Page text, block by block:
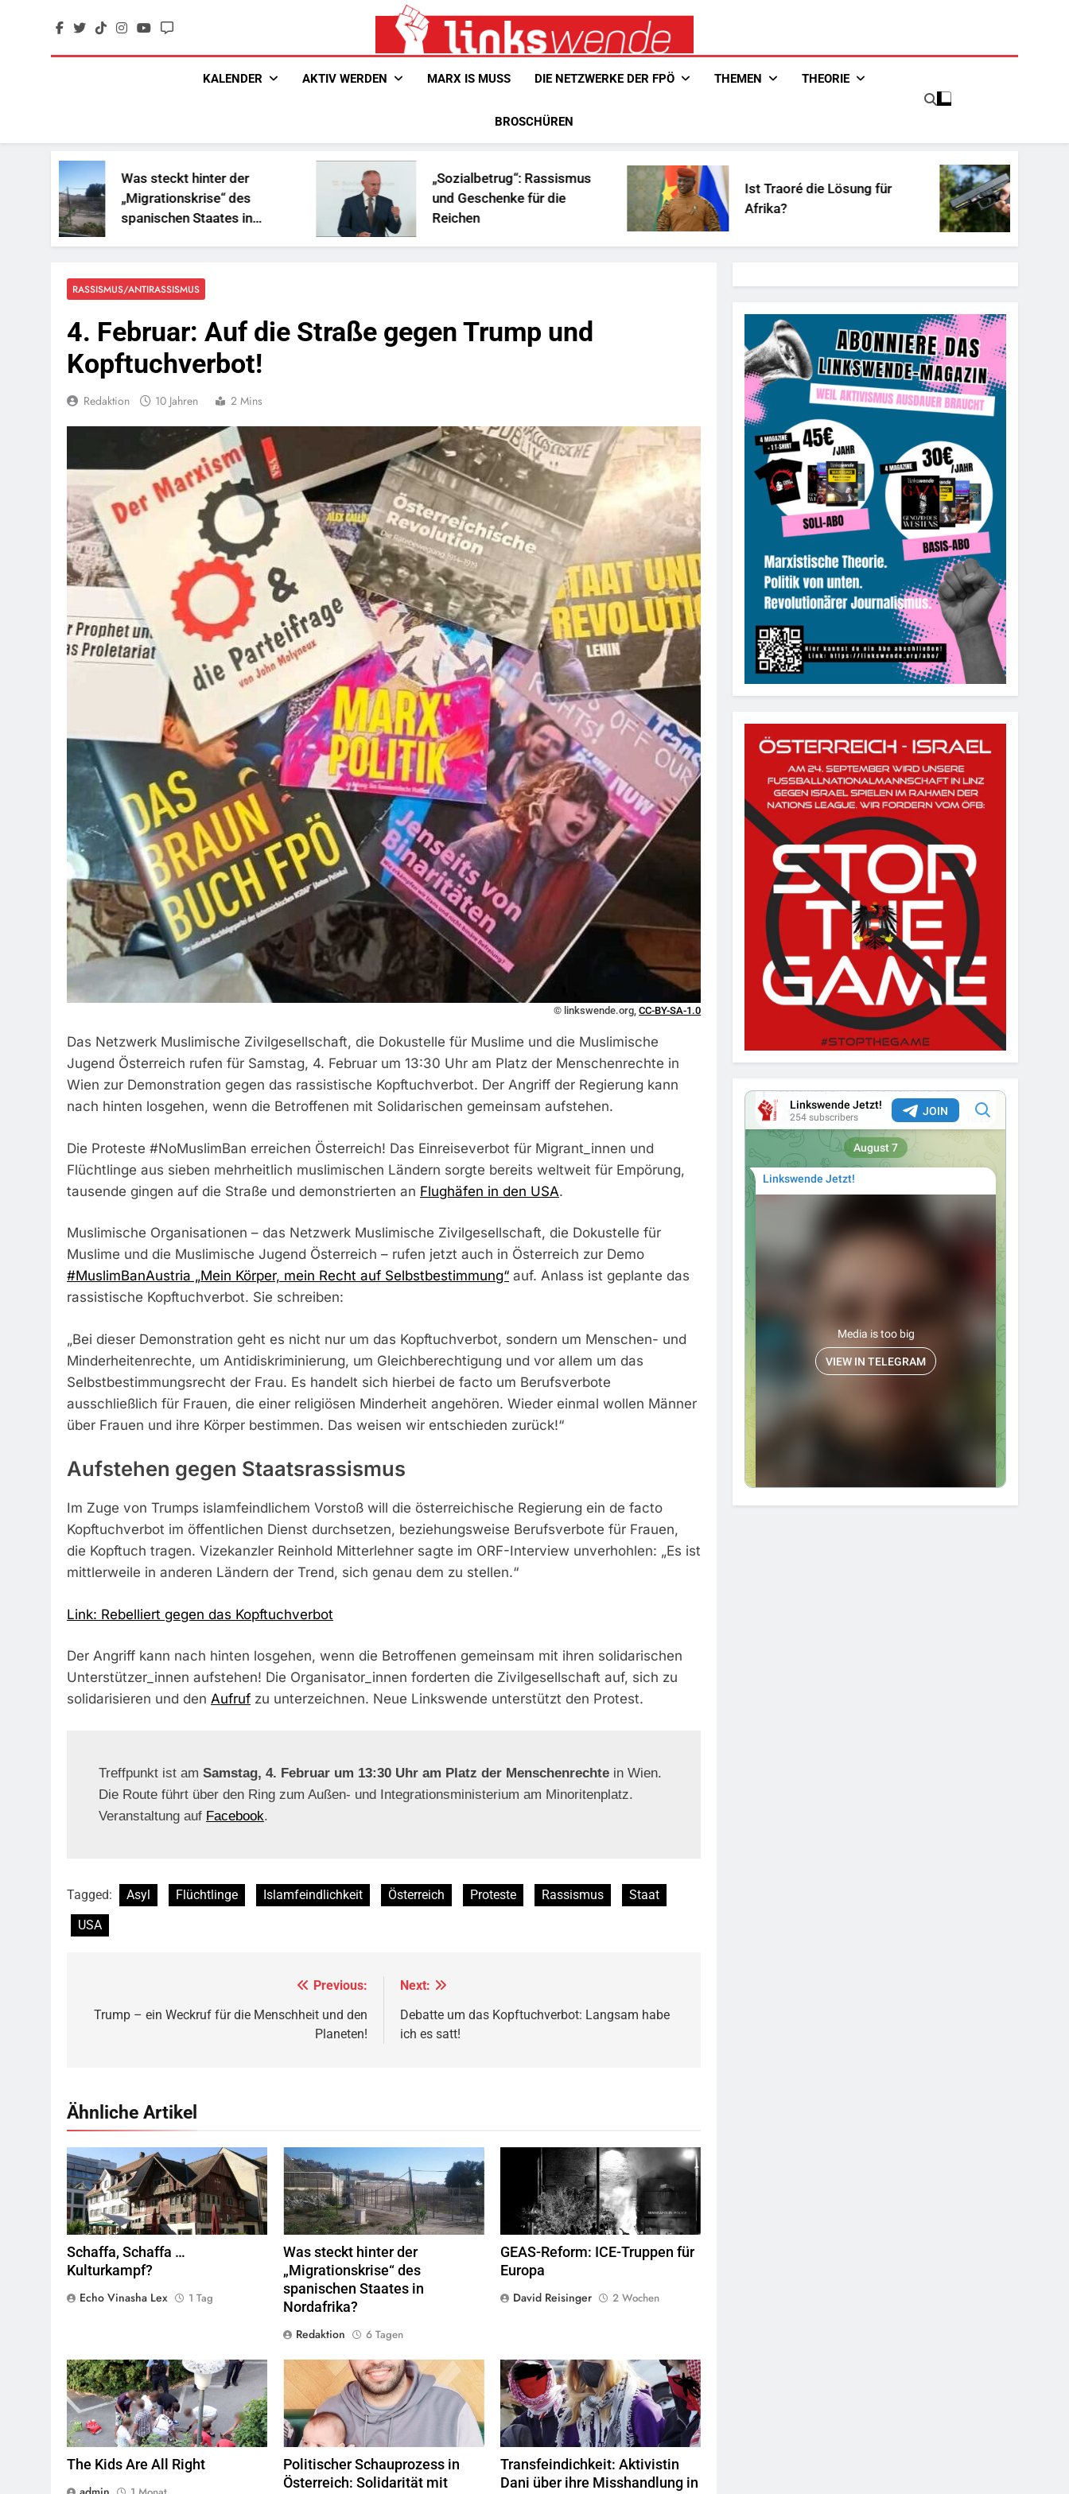
Linkswende Jetzt!
KALENDER AKTIV WERDEN MARX IS MUSS DIE NETZWERKE DER FPÖ THEMEN THEORIE
BROSCHÜREN
Was steckt hinter der
„Migrationskrise“ des
spanischen Staates in
Nordafrika?
„Sozialbetrug“: Rassismus
und Geschenke für die
Reichen
Ist Traoré die Lösung für
Afrika?
Unschuldiges
RASSISMUS/ANTIRASSISMUS
4. Februar: Auf die Straße gegen Trump und
Kopftuchverbot!
Redaktion 10 Jahren 2 Mins
© linkswende.org,CC-BY-SA-1.0
Das Netzwerk Muslimische Zivilgesellschaft, die Dokustelle für Muslime und die Muslimische
Jugend Österreich rufen für Samstag, 4. Februar um 13:30 Uhr am Platz der Menschenrechte in
Wien zur Demonstration gegen das rassistische Kopftuchverbot. Der Angriff der Regierung kann
nach hinten losgehen, wenn die Betroffenen mit Solidarischen gemeinsam aufstehen.
Die Proteste #NoMuslimBan erreichen Österreich! Das Einreiseverbot für Migrant_innen und
Flüchtlinge aus sieben mehrheitlich muslimischen Ländern sorgte bereits weltweit für Empörung,
tausende gingen auf die Straße und demonstrierten an Flughäfen in den USA.
Muslimische Organisationen – das Netzwerk Muslimische Zivilgesellschaft, die Dokustelle für
Muslime und die Muslimische Jugend Österreich – rufen jetzt auch in Österreich zur Demo
#MuslimBanAustria „Mein Körper, mein Recht auf Selbstbestimmung“ auf. Anlass ist geplante das
rassistische Kopftuchverbot. Sie schreiben:
„Bei dieser Demonstration geht es nicht nur um das Kopftuchverbot, sondern um Menschen- und
Minderheitenrechte, um Antidiskriminierung, um Gleichberechtigung und vor allem um das
Selbstbestimmungsrecht der Frau. Es handelt sich hierbei de facto um Berufsverbote
ausschließlich für Frauen, die einer religiösen Minderheit angehören. Wieder einmal wollen Männer
über Frauen und ihre Körper bestimmen. Das weisen wir entschieden zurück!“
Aufstehen gegen Staatsrassismus
Im Zuge von Trumps islamfeindlichem Vorstoß will die österreichische Regierung ein de facto
Kopftuchverbot im öffentlichen Dienst durchsetzen, beziehungsweise Berufsverbote für Frauen,
die Kopftuch tragen. Vizekanzler Reinhold Mitterlehner sagte im ORF-Interview unverhohlen: „Es ist
mittlerweile in anderen Ländern der Trend, sich genau dem zu stellen.“
Link: Rebelliert gegen das Kopftuchverbot
Der Angriff kann nach hinten losgehen, wenn die Betroffenen gemeinsam mit ihren solidarischen
Unterstützer_innen aufstehen! Die Organisator_innen forderten die Zivilgesellschaft auf, sich zu
solidarisieren und den Aufruf zu unterzeichnen. Neue Linkswende unterstützt den Protest.
Treffpunkt ist am Samstag, 4. Februar um 13:30 Uhr am Platz der Menschenrechte in Wien.
Die Route führt über den Ring zum Außen- und Integrationsministerium am Minoritenplatz.
Veranstaltung auf Facebook.
Tagged: Asyl Flüchtlinge Islamfeindlichkeit Österreich Proteste Rassismus
Staat
USA
Previous:
Trump – ein Weckruf für die Menschheit und den
Planeten!
Next:
Debatte um das Kopftuchverbot: Langsam habe
ich es satt!
Ähnliche Artikel
Rotes Haus, Dornbirn, Quelle© Böhringer
Friedrich
CC BY-SA 2.5
Wikimedia
Commons
Schaffa, Schaffa …
Kulturkampf?
Echo Vinasha Lex
1 Tag
Valla de la Frontera zwischen Ceuta und
Marokko.Quelle © Xemenendura, CA-BY-
SA-3.0
Was steckt hinter der
„Migrationskrise“ des
spanischen Staates in
Nordafrika?
Redaktion
6 Tagen
George Floyd Aufstand © Chad Davis.jpg
GEAS-Reform: ICE-Truppen für
Europa
David Reisinger
2 Wochen
Jugendliche verlieren im öffentlichen Raum
zunehmend ihre Freiheiten, Quelle © Armin
Kübelbeck CC-BY-SA-3.0
The Kids Are All Right
© Twitter Mustafa ayyash
Politischer Schauprozess in
Österreich: Solidarität mit
© privat alle Rechte vorbehalten
Transfeindichkeit: Aktivistin
Dani über ihre Misshandlung in